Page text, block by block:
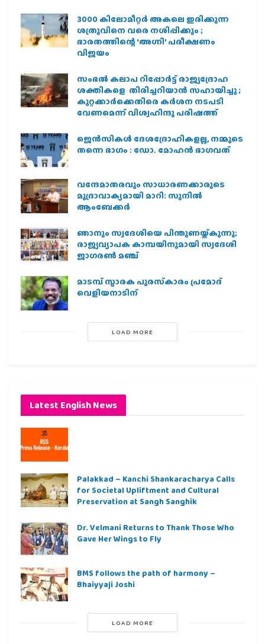
3000 കിലോമീറ്റർ അകലെ ഇരിക്കുന്ന
ശത്രുവിനെ വരെ നശിപ്പിക്കും ;
ഭാരതത്തിന്റെ ‘അഗ്നി’ പരീക്ഷണം
വിജയം
സംഭൽ കലാപ റിപ്പോർട്ട് രാജ്യദ്രോഹ
ശക്തികളെ തിരിച്ചറിയാൻ സഹായിച്ചു ;
കുറ്റക്കാർക്കെതിരെ കർശന നടപടി
വേണമെന്ന് വിശ്വഹിന്ദു പരിഷത്ത്
ജെന്‍സികള്‍ ദേശദ്രോഹികളല്ല, നമ്മുടെ
തന്നെ ഭാഗം : ഡോ. മോഹന്‍ ഭാഗവത്
വന്ദേമാതരവും സാധാരണക്കാരുടെ
മുദ്രാവാക്യമായി മാറി: സുനിൽ
ആംബേക്കർ
ഞാനും സ്വദേശിയെ പിന്തുണയ്ക്കുന്നു;
രാജ്യവ്യാപക കാമ്പയിനുമായി സ്വദേശി
ജാഗരണ്‍ മഞ്ച്
മാടമ്പ് സ്മാരക പുരസ്‌കാരം പ്രമോദ്
വെളിയനാടിന്
LOAD MORE
Latest English News
Palakkad – Kanchi Shankaracharya Calls
for Societal Upliftment and Cultural
Preservation at Sangh Sanghik
Dr. Velmani Returns to Thank Those Who
Gave Her Wings to Fly
BMS follows the path of harmony –
Bhaiyyaji Joshi
LOAD MORE